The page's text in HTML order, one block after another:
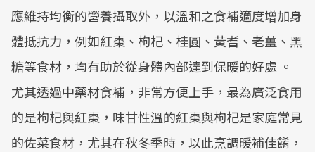
應維持均衡的營養攝取外，以溫和之食補適度增加身
體抵抗力，例如紅棗、枸杞、桂圓、黃耆、老薑、黑
糖等食材，均有助於從身體內部達到保暖的好處 。
尤其透過中藥材食補，非常方便上手，最為廣泛食用
的是枸杞與紅棗，味甘性溫的紅棗與枸杞是家庭常見
的佐菜食材，尤其在秋冬季時，以此烹調暖補佳餚，